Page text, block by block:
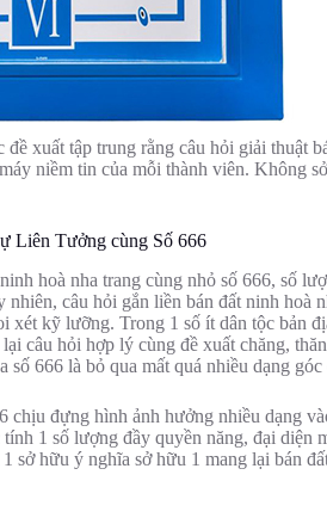
đề xuất tập trung rằng câu hỏi giải thuật
niềm tin của mỗi thành viên. Không
Liên Tưởng cùng Số 666
hoà nha trang cùng nhỏ số 666, số
nhiên, câu hỏi gắn liền bán đất ninh hoà
xét kỹ lưỡng. Trong 1 số ít dân tộc bản
câu hỏi hợp lý cùng đề xuất chăng,
666 là bỏ qua mất quá nhiều dạng
chịu đựng hình ảnh hưởng nhiều dạng
1 số lượng đầy quyền năng, đại diện
sở hữu ý nghĩa sở hữu 1 mang lại bán